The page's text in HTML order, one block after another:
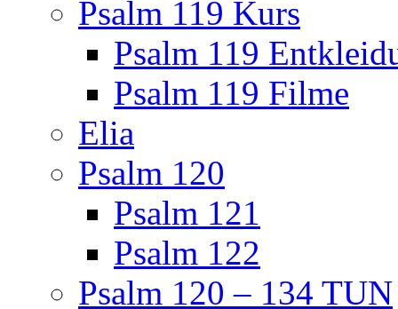
Psalm 119 Kurs
Psalm 119
Psalm 119 Filme
Elia
Psalm 120
Psalm 121
Psalm 122
Psalm 120 – 134 TUN